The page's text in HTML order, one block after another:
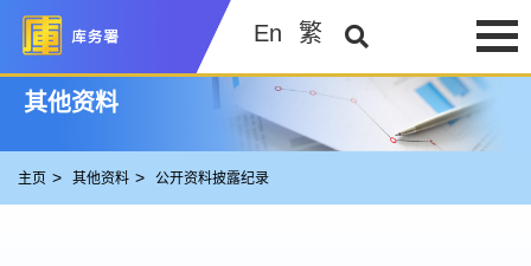
En 繁
其他资料
主页 其他资料 公开资料披露纪录